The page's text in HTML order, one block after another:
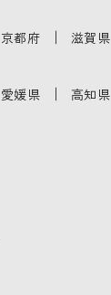
京都府 ｜ 滋賀県
愛媛県 ｜ 高知県